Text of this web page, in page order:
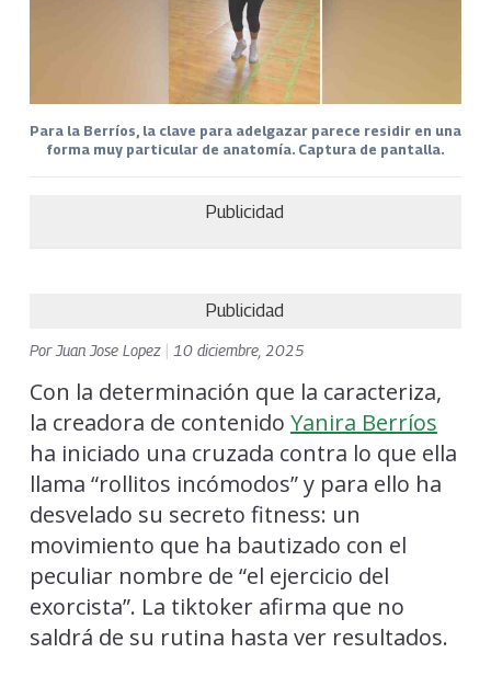
Para la Berríos, la clave para adelgazar parece residir en una
forma muy particular de anatomía. Captura de pantalla.
Publicidad
Publicidad
Por Juan Jose Lopez 10 diciembre, 2025
Con la determinación que la caracteriza,
la creadora de contenido Yanira Berríos
ha iniciado una cruzada contra lo que ella
llama “rollitos incómodos” y para ello ha
desvelado su secreto fitness: un
movimiento que ha bautizado con el
peculiar nombre de “el ejercicio del
exorcista”. La tiktoker afirma que no
saldrá de su rutina hasta ver resultados.